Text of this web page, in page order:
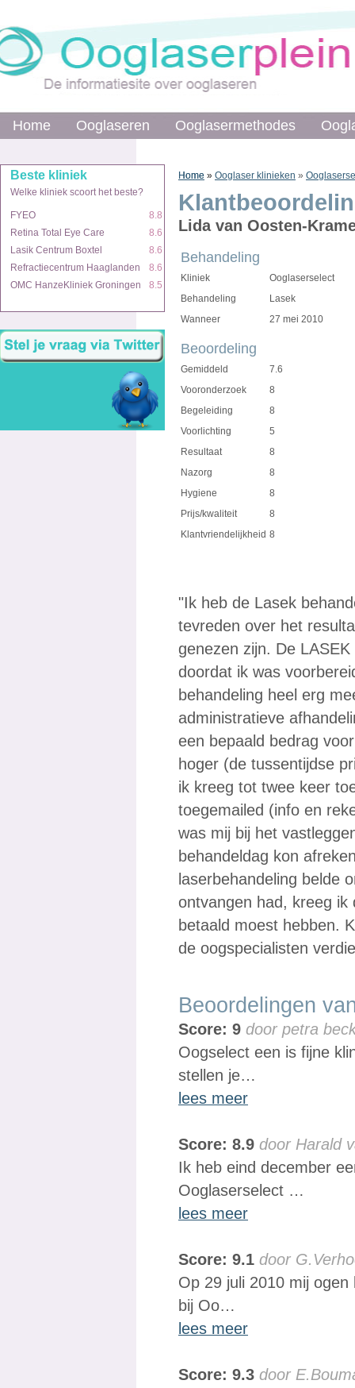
Home Ooglaseren Ooglasermethodes
Beste kliniek
Welke kliniek scoort het beste?
FYEO
8.8
Retina Total Eye Care
8.6
Lasik Centrum Boxtel
8.6
Refractiecentrum Haaglanden
8.6
OMC HanzeKliniek Groningen
8.5
Home »
Home Ooglaseren Ooglasermethodes
Beste kliniek
Welke kliniek scoort het beste?
FYEO
8.8
Retina Total Eye Care
8.6
Lasik Centrum Boxtel
8.6
Refractiecentrum Haaglanden
8.6
OMC HanzeKliniek Groningen
8.5
Home » Ooglaser klinieken »
Lida van Oosten-
Behandeling
Kliniek
Ooglaserselect
Behandeling
Lasek
Wanneer
27 mei 2010
Beoordeling
Gemiddeld
7.6
Vooronderzoek
8
Begeleiding
8
Voorlichting
5
Resultaat
8
Nazorg
8
Hygiene
8
Prijs/kwaliteit
8
Klantvriendelijkheid 8
"Ik heb de Lasek
tevreden over het
genezen zijn. De
doordat ik was
behandeling heel erg
administratieve
een bepaald bedrag
hoger (de tussentijdse
ik kreeg tot twee keer
toegemailed (info en
was mij bij het
behandeldag kon
laserbehandeling belde
ontvangen had, kreeg ik
betaald moest hebben.
de oogspecialisten
Beoordelingen
Score: 9 door petra
Oogselect een is fijne
stellen je…
lees meer
Score: 8.9 door Harald
Ik heb eind december
Ooglaserselect …
lees meer
Score: 9.1 door
Op 29 juli 2010 mij
bij Oo…
lees meer
Score: 9.3 door